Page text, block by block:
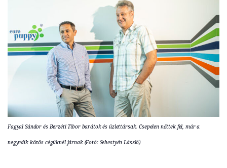
Fagyal Sándor és Berzéti Tibor barátok és üzlettársak. Csepelen nőttek fel, már a
negyedik közös cégüknél járnak (Fotó: Sebestyén László)